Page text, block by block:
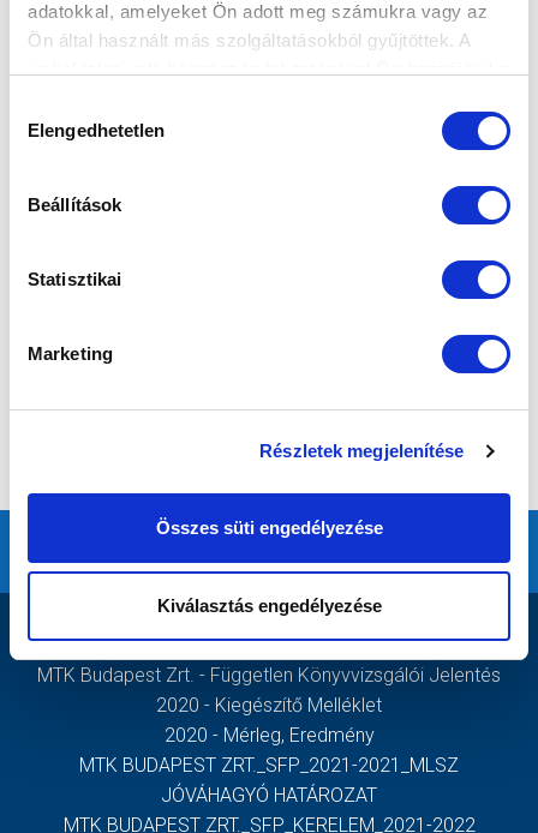
adatokkal, amelyeket Ön adott meg számukra vagy az
Ön által használt más szolgáltatásokból gyűjtöttek. A
kiválasztása
Elengedhetetlen
Beállítások
Statisztikai
Marketing
Részletek megjelenítése
Összes süti engedélyezése
Kiválasztás engedélyezése
DOKUMENTUMOK
MTK Budapest Zrt. - Független Könyvvizsgálói Jelentés
2020 - Kiegészítő Melléklet
2020 - Mérleg, Eredmény
MTK BUDAPEST ZRT._SFP_2021-2021_MLSZ
JÓVÁHAGYÓ HATÁROZAT
MTK BUDAPEST ZRT._SFP_KERELEM_2021-2022